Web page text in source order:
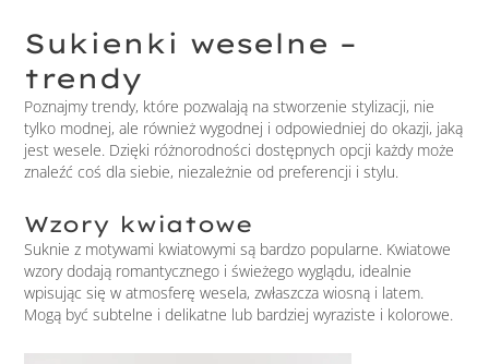
Sukienki weselne –
trendy
Poznajmy trendy, które pozwalają na stworzenie stylizacji, nie
tylko modnej, ale również wygodnej i odpowiedniej do okazji, jaką
jest wesele. Dzięki różnorodności dostępnych opcji każdy może
znaleźć coś dla siebie, niezależnie od preferencji i stylu.
Wzory kwiatowe
Suknie z motywami kwiatowymi są bardzo popularne. Kwiatowe
wzory dodają romantycznego i świeżego wyglądu, idealnie
wpisując się w atmosferę wesela, zwłaszcza wiosną i latem.
Mogą być subtelne i delikatne lub bardziej wyraziste i kolorowe.